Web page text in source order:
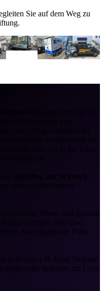
Sie auf dem Weg zu
optische Veränderung zu
sind wir in der Lage,
gestalten auf Wunsch
unseren jahrelangen
Diese sind speziell
und verfügen über eine
Aufbringen der Folie
jederzeit, z.B. beim Verkauf
oder Schäden am Lack